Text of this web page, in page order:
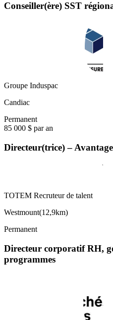
Conseiller(ère) SST
Groupe Induspac
Candiac
Permanent
85 000 $ par an
Directeur(trice) –
TOTEM Recruteur de talent
Westmount(12,9km)
Permanent
Directeur corporatif RH,
programmes